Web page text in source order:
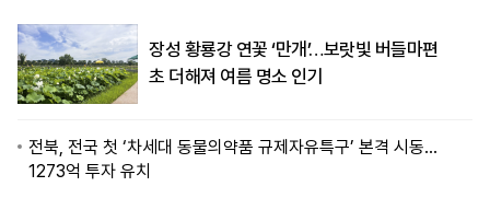
장성 황룡강 연꽃 ‘만개’…보랏빛 버들마편
초 더해져 여름 명소 인기
전북, 전국 첫 ‘차세대 동물의약품 규제자유특구’ 본격 시동…
1273억 투자 유치